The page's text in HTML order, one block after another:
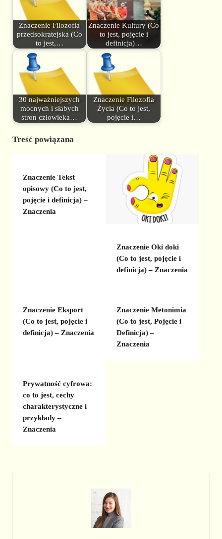
Znaczenie Filozofia
przedsokratejska (Co
to jest,…
Znaczenie Kultury (Co
to jest, pojęcie i
definicja)…
30 najważniejszych
mocnych i słabych
stron człowieka…
Znaczenie Filozofia
Życia (Co to jest,
pojęcie i…
Treść powiązana
Znaczenie Tekst
opisowy (Co to jest,
pojęcie i definicja) –
Znaczenia
Znaczenie Oki doki
(Co to jest, pojęcie i
definicja) – Znaczenia
Znaczenie Eksport
(Co to jest, pojęcie i
definicja) – Znaczenia
Znaczenie Metonimia
(Co to jest, Pojęcie i
Definicja) –
Znaczenia
Prywatność cyfrowa:
co to jest, cechy
charakterystyczne i
przykłady –
Znaczenia